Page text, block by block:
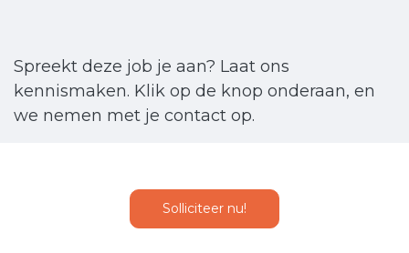
Spreekt deze job je aan? Laat ons
kennismaken. Klik op de knop onderaan, en
we nemen met je contact op.
Solliciteer nu!